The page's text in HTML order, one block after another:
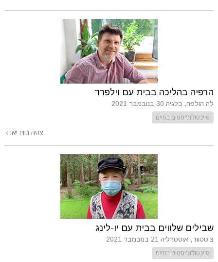
הרפיה בהליכה בבית עם וילפרד
לה הולפה, בלגיה 30 בנובמבר 2021
סיינטולוג'יסטים בחיים
צפה בווידיאו
שבילים שלווים בבית עם יו-לינג
צ'טסווד, אוסטרליה 21 בנובמבר 2021
סיינטולוג'יסטים בחיים